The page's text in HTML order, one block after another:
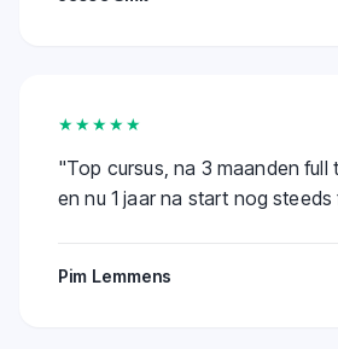
★★★★★
"Top cursus, na 3 maanden full
en nu 1 jaar na start nog steeds
Pim Lemmens